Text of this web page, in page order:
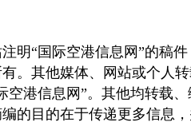
“国际空港信息网”的稿件
。其他媒体、网站或个人
空港信息网”。其他均转载
的目的在于传递更多信息